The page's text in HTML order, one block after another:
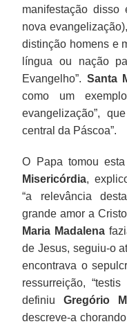
manifestação
nova
distinção homens e
língua ou nação
Evangelho”. Santa
como um
evangelização”,
central da Páscoa”.
O Papa tomou
Misericórdia,
“a relevância
grande amor a
Maria Madalena
de Jesus, seguiu-o
encontrava o
ressurreição,
definiuGregório
descreve-a